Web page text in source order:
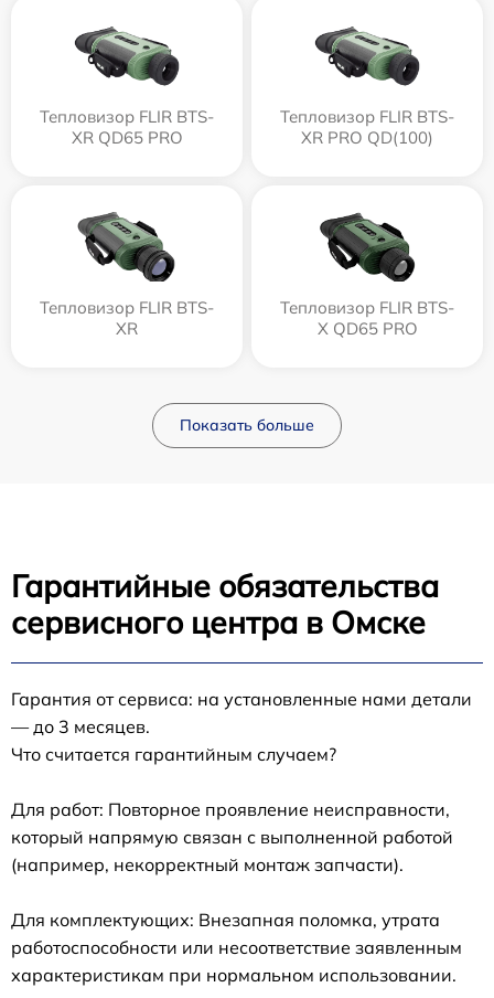
Тепловизор FLIR BTS-
XR QD65 PRO
Тепловизор FLIR BTS-
XR PRO QD(100)
Тепловизор FLIR BTS-
XR
Тепловизор FLIR BTS-
X QD65 PRO
Показать больше
Гарантийные обязательства
сервисного центра в Омске
Гарантия от сервиса: на установленные нами детали
— до 3 месяцев.
Что считается гарантийным случаем?
Для работ: Повторное проявление неисправности,
который напрямую связан с выполненной работой
(например, некорректный монтаж запчасти).
Для комплектующих: Внезапная поломка, утрата
работоспособности или несоответствие заявленным
характеристикам при нормальном использовании.